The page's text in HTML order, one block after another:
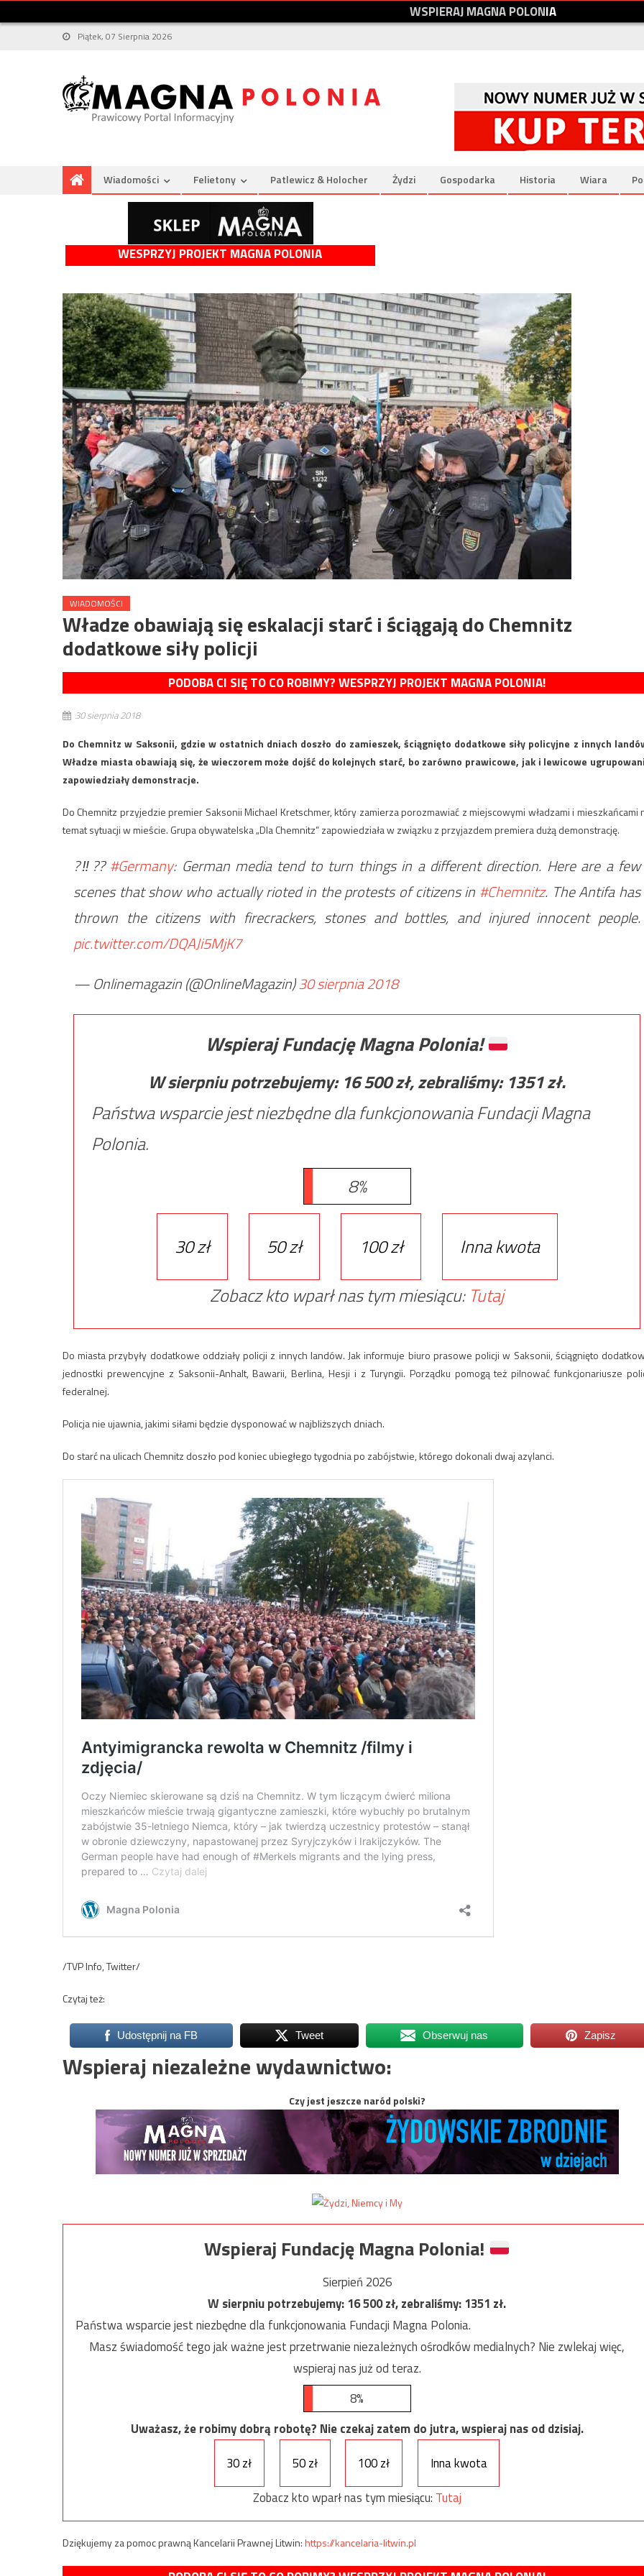
WSPIERAJMAGNAPOLONIA
Piątek, 07 Sierpnia 2026
Wiadomości Felietony Patlewicz & Holocher Żydzi Gospodarka Historia Wiara
WESPRZYJ PROJEKT MAGNA POLONIA
WIADOMOŚCI
Władze obawiają się eskalacji starć i ściągają do Chemnitz
dodatkowe siły policji
PODOBA CI SIĘ TO CO ROBIMY? WESPRZYJ PROJEKT MAGNA POLONIA!
30 sierpnia 2018
Do Chemnitz w Saksonii, gdzie w ostatnich dniach doszło do zamieszek, ściągnięto dodatkowe siły policyjne z innych
Władze miasta obawiają się, że wieczorem może dojść do kolejnych starć, bo zarówno prawicowe, jak i lewicowe
zapowiedziały demonstracje.
Do Chemnitz przyjedzie premier Saksonii Michael Kretschmer, który zamierza porozmawiać z miejscowymi władzami i mieszkańcami
temat sytuacji w mieście. Grupa obywatelska „Dla Chemnitz” zapowiedziała w związku z przyjazdem premiera dużą demonstrację.
?‼??#Germany: German media tend to turn things in a different direction. Here are a few
scenes that show who actually rioted in the protests of citizens in #Chemnitz. The Antifa has
thrown the citizens with firecrackers, stones and bottles, and injured innocent people.
pic.twitter.com/DQAJi5MjK7
— Onlinemagazin (@OnlineMagazin)30 sierpnia 2018
Wspieraj Fundację Magna Polonia!
W sierpniu potrzebujemy: 16 500zł, zebraliśmy: 1351zł.
Państwa wsparcie jest niezbędne dla funkcjonowania Fundacji Magna
Polonia.
8%
30 zł 50 zł 100 zł
Inna kwota
Zobacz kto wparł nas tym miesiącu: Tutaj
Do miasta przybyły dodatkowe oddziały policji z innych landów. Jak informuje biuro prasowe policji w Saksonii, ściągnięto
jednostki prewencyjne z Saksonii-Anhalt, Bawarii, Berlina, Hesji i z Turyngii. Porządku pomogą też pilnować funkcjonariusze
federalnej.
Policja nie ujawnia, jakimi siłami będzie dysponować w najbliższych dniach.
Do starć na ulicach Chemnitz doszło pod koniec ubiegłego tygodnia po zabójstwie, którego dokonali dwaj azylanci.
/TVP Info, Twitter/
Czytaj też:
Udostępnij na FB Tweet Obserwuj nas Zapisz
Wspieraj niezależne wydawnictwo:
Czy jest jeszcze naród polski?
Wspieraj Fundację Magna Polonia!
Sierpień 2026
W sierpniu potrzebujemy:16 500zł, zebraliśmy:1351 zł.
Państwa wsparcie jest niezbędne dla funkcjonowania Fundacji Magna Polonia.
Masz świadomość tego jak ważne jest przetrwanie niezależnych ośrodków medialnych? Nie zwlekaj więc,
wspieraj nas już od teraz.
8%
Uważasz, że robimy dobrą robotę? Nie czekaj zatem do jutra, wspieraj nas od dzisiaj.
30 zł
50 zł 100 zł
Inna kwota
Zobacz kto wparł nas tym miesiącu: Tutaj
Dziękujemy za pomoc prawną Kancelarii Prawnej Litwin:https://kancelaria-litwin.pl